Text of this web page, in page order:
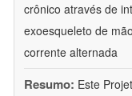
crônico através de
exoesqueleto de
corrente alternada
Resumo: Este